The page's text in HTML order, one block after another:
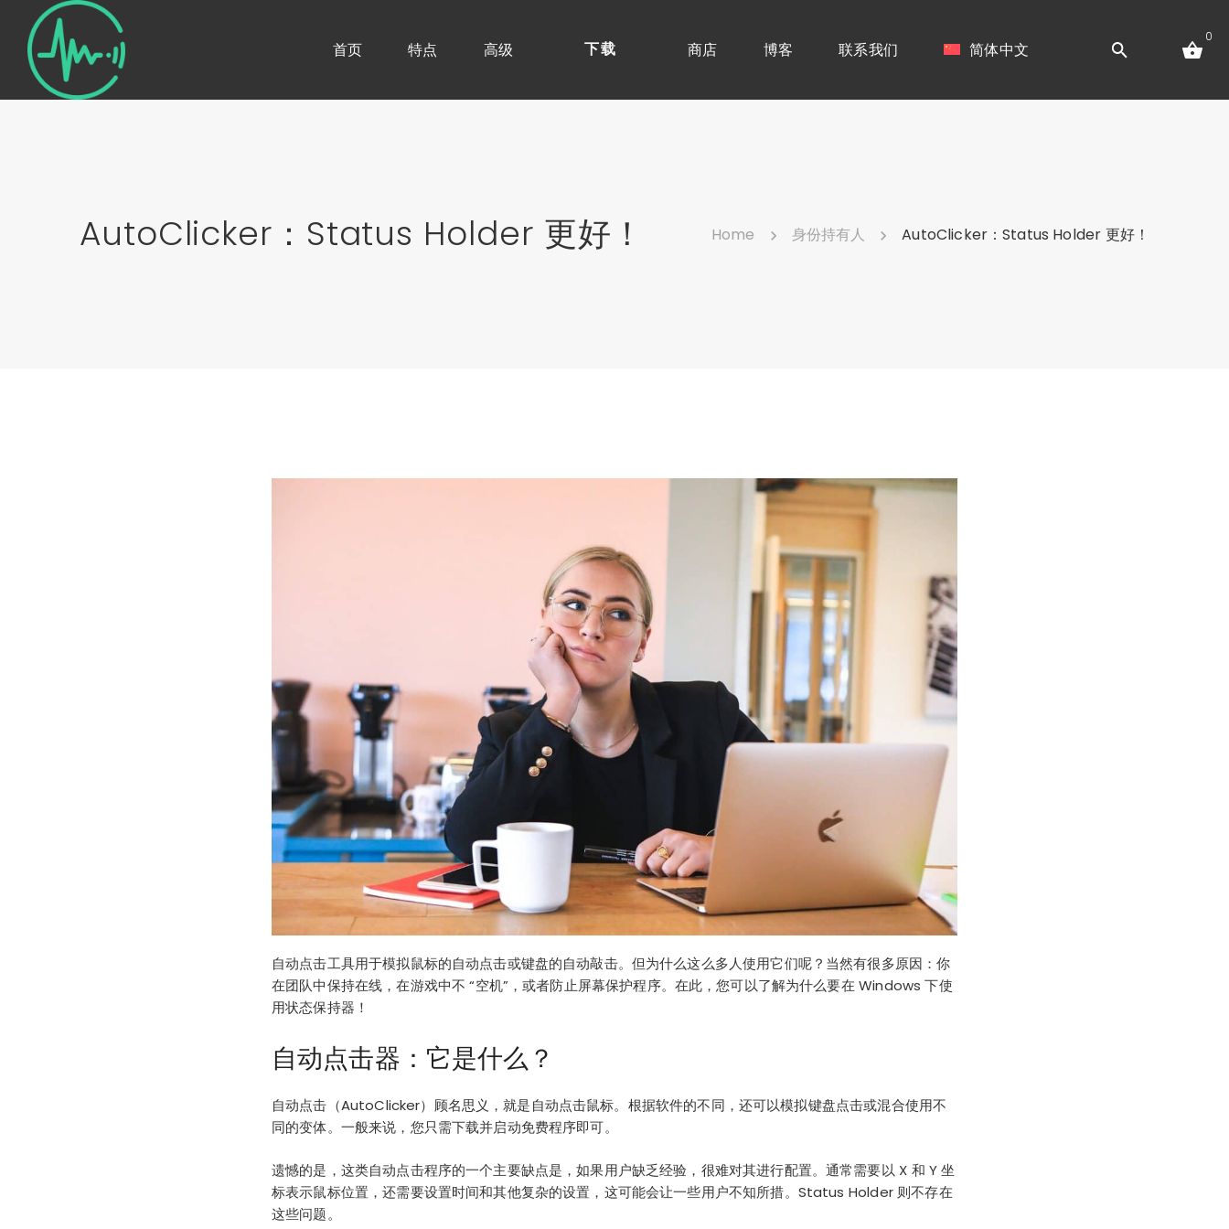
首页 特点 高级 下载 商店 博客 联系我们 简体中文
0
AutoClicker：Status Holder 更好！ Home 身份持有人 AutoClicker：Status Holder 更好！
自动点击工具用于模拟鼠标的自动点击或键盘的自动敲击。但为什么这么多人使用它们呢？当然有很多原因：你
在团队中保持在线，在游戏中不 “空机” ，或者防止屏幕保护程序。在此，您可以了解为什么要在 Windows 下使
用状态保持器！
自动点击器：它是什么？
自动点击（AutoClicker）顾名思义，就是自动点击鼠标。根据软件的不同，还可以模拟键盘点击或混合使用不
同的变体。一般来说，您只需下载并启动免费程序即可。
遗憾的是，这类自动点击程序的一个主要缺点是，如果用户缺乏经验，很难对其进行配置。通常需要以 X 和 Y 坐
标表示鼠标位置，还需要设置时间和其他复杂的设置，这可能会让一些用户不知所措。Status Holder 则不存在
这些问题。